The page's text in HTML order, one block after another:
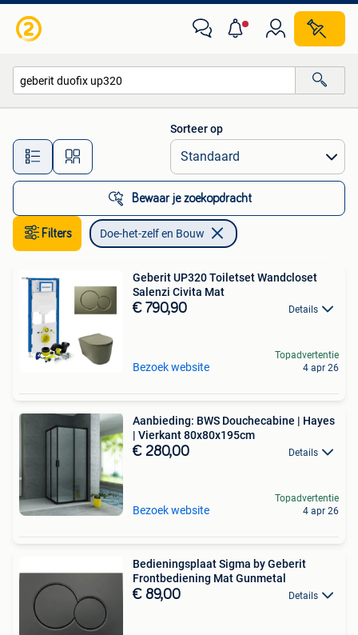
Alle afstanden…
Sorteer op
Bewaar je zoekopdracht
Filters Doe-het-zelf en Bouw
Geberit UP320 Toiletset Wandcloset
Salenzi Civita Mat
€ 790,90 Details
Bezoek website
Topadvertentie
4 apr 26
Aanbieding: BWS Douchecabine | Hayes
| Vierkant 80x80x195cm
€ 280,00 Details
Bezoek website
Topadvertentie
4 apr 26
Bedieningsplaat Sigma by Geberit
Frontbediening Mat Gunmetal
€ 89,00 Details